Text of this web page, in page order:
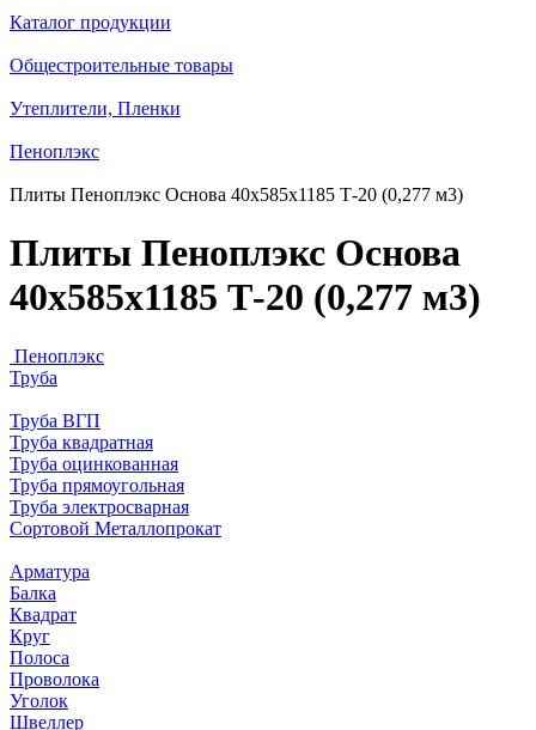
Каталог продукции
Общестроительные товары
Утеплители, Пленки
Пеноплэкс
Плиты Пеноплэкс Основа 40х585х1185 Т-20 (0,277 м3)
Плиты Пеноплэкс Основа
40х585х1185 Т-20 (0,277 м3)
Пеноплэкс
Труба
Труба ВГП
Труба квадратная
Труба оцинкованная
Труба прямоугольная
Труба электросварная
Сортовой Металлопрокат
Арматура
Балка
Квадрат
Круг
Полоса
Проволока
Уголок
Швеллер